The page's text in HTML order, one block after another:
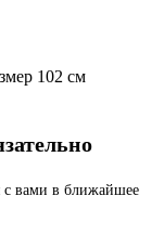
102 см
с вами в ближайшее